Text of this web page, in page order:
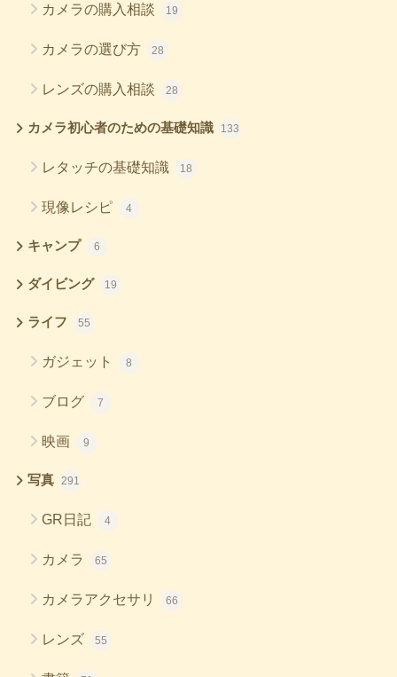
カメラの購入相談 19
カメラの選び方 28
レンズの購入相談 28
カメラ初心者のための基礎知識 133
レタッチの基礎知識 18
現像レシピ 4
キャンプ 6
ダイビング 19
ライフ 55
ガジェット 8
ブログ 7
映画 9
写真 291
GR日記 4
カメラ 65
カメラアクセサリ 66
レンズ 55